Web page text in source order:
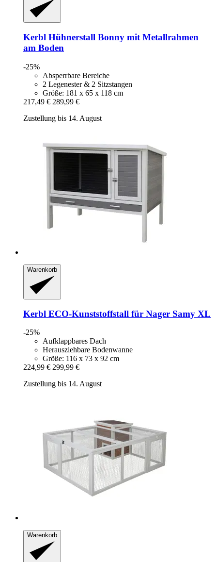
Kerbl Hühnerstall Bonny mit Metallrahmen
am Boden
-25%
Absperrbare Bereiche
2 Legenester & 2 Sitzstangen
Größe: 181 x 65 x 118 cm
217,49 € 289,99 €
Zustellung bis 14. August
Warenkorb
Kerbl ECO-​Kunststoffstall für Nager Samy XL
-25%
Aufklappbares Dach
Herausziehbare Bodenwanne
Größe: 116 x 73 x 92 cm
224,99 € 299,99 €
Zustellung bis 14. August
Warenkorb